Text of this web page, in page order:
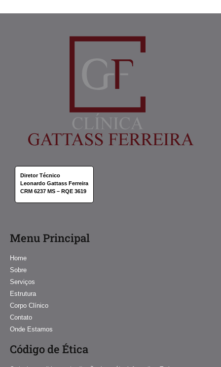
Diretor Técnico
Leonardo Gattass Ferreira
CRM 6237 MS – RQE 3619
Menu Principal
Home
Sobre
Serviços
Estrutura
Corpo Clínico
Contato
Onde Estamos
Código de Ética